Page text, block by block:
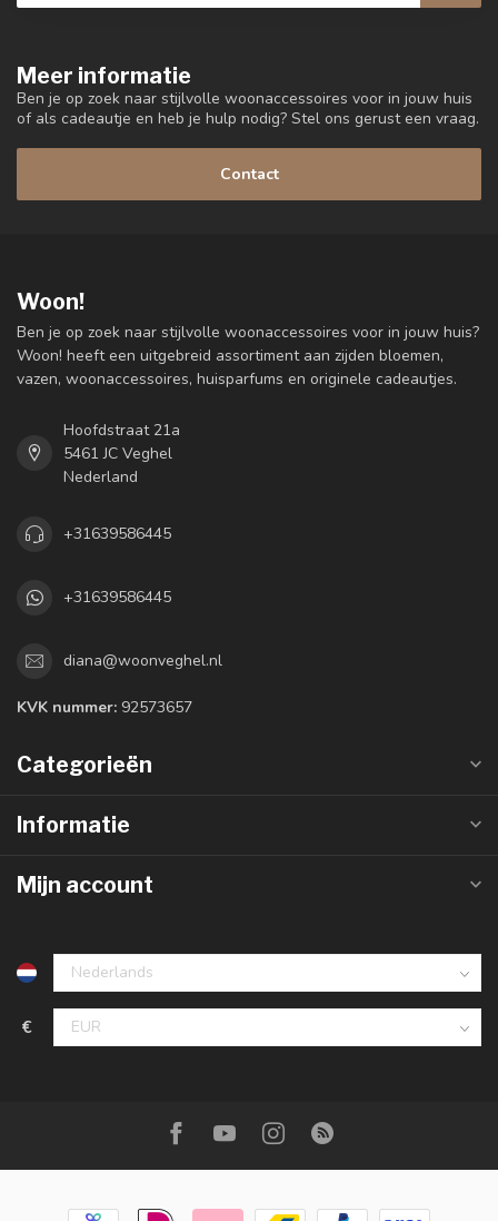
Meer informatie
Ben je op zoek naar stijlvolle woonaccessoires voor in jouw huis
of als cadeautje en heb je hulp nodig? Stel ons gerust een vraag.
Contact
Woon!
Ben je op zoek naar stijlvolle woonaccessoires voor in jouw huis?
Woon! heeft een uitgebreid assortiment aan zijden bloemen,
vazen, woonaccessoires, huisparfums en originele cadeautjes.
Hoofdstraat 21a
5461 JC Veghel
Nederland
+31639586445
+31639586445
diana@woonveghel.nl
KVK nummer: 92573657
Categorieën
Informatie
Mijn account
€